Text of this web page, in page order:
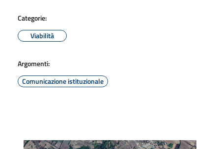
Categorie:
Viabilità
Argomenti:
Comunicazione istituzionale